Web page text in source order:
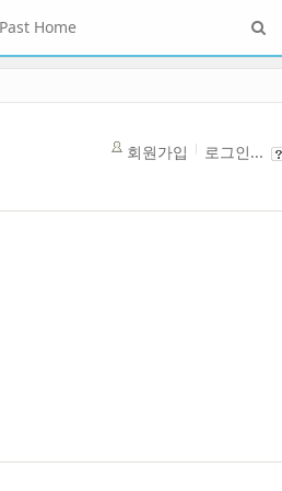
Past Home
회원가입 로그인...